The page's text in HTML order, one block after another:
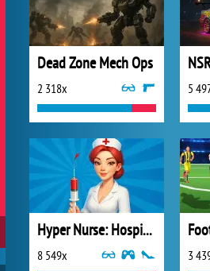
Dead Zone Mech Ops
2 318x 5
Hyper Nurse: Hospital Games
8 549x 3